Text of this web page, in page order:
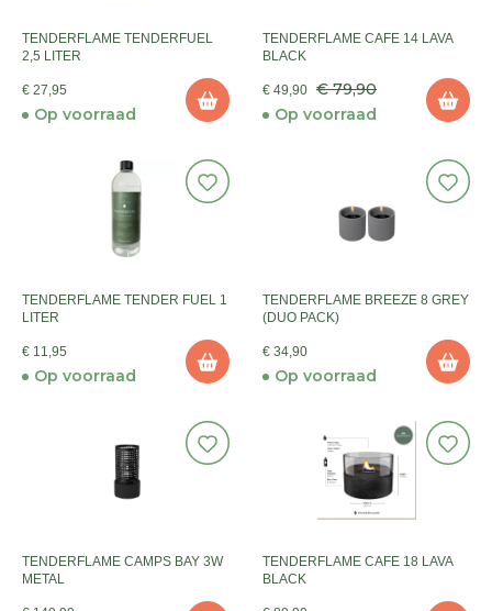
TENDERFLAME TENDERFUEL
2,5 LITER
€ 27,95
Op voorraad
TENDERFLAME CAFE 14 LAVA
BLACK
€ 49,90 € 79,90
Op voorraad
TENDERFLAME TENDER FUEL 1
LITER
€ 11,95
Op voorraad
TENDERFLAME BREEZE 8 GREY
(DUO PACK)
€ 34,90
Op voorraad
TENDERFLAME CAMPS BAY 3W
METAL
TENDERFLAME CAFE 18 LAVA
BLACK